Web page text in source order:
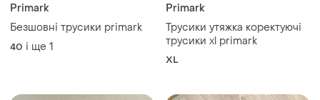
Primark
Безшовні трусики primark
40 і ще 1
Primark
Трусики утяжка коректуючі
трусики xl primark
XL